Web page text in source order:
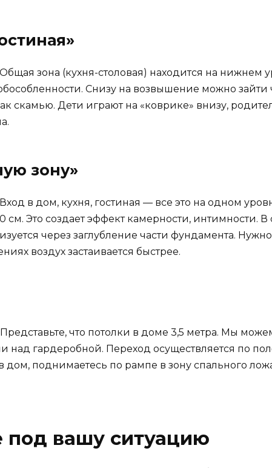
зона (кухня-столовая) находится на нижнем
Снизу на возвышение можно
скамью. Дети играют на «коврике» внизу,
зону»
в дом, кухня, гостиная — все это на одном
см. Это создает эффект камерности, интимности. В
через заглубление части фундамента.
воздух застаивается быстрее.
что потолки в доме 3,5 метра. Мы
гардеробной. Переход осуществляется по
дом, поднимаетесь по рампе в зону спального
под вашу ситуацию